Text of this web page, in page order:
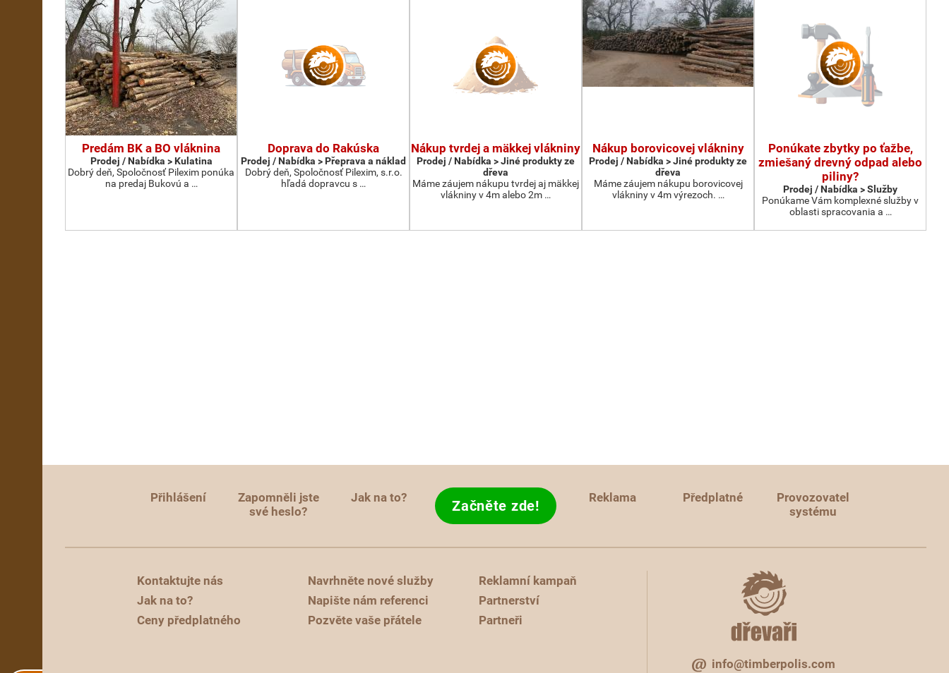
Predám BK a BO vláknina
Prodej / Nabídka > Kulatina
Dobrý deň, Spoločnosť Pilexim ponúka
na predaj Bukovú a …
Doprava do Rakúska
Prodej / Nabídka > Přeprava a náklad
Dobrý deň, Spoločnosť Pilexim, s.r.o.
hľadá dopravcu s …
Nákup tvrdej a mäkkej vlákniny
Prodej / Nabídka > Jiné produkty ze
dřeva
Máme záujem nákupu tvrdej aj mäkkej
vlákniny v 4m alebo 2m …
Nákup borovicovej vlákniny
Prodej / Nabídka > Jiné produkty ze
dřeva
Máme záujem nákupu borovicovej
vlákniny v 4m výrezoch. …
Ponúkate zbytky po ťažbe,
zmiešaný drevný odpad alebo
piliny?
Prodej / Nabídka > Služby
Ponúkame Vám komplexné služby v
oblasti spracovania a …
Přihlášení
Zapomněli jste
své heslo?
Jak na to? Začněte zde! Reklama Předplatné
Provozovatel
systému
Kontaktujte nás
Jak na to?
Ceny předplatného
Navrhněte nové služby
Napište nám referenci
Pozvěte vaše přátele
Reklamní kampaň
Partnerství
Partneři
info@timberpolis.com